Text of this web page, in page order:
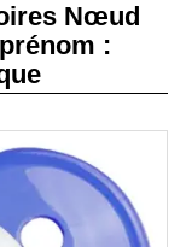
Nœud
: